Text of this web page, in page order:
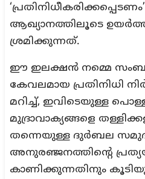
ആഖ്യാനത്തിലൂടെ
ശ്രമിക്കുന്നത്.
ഈ ഇലക്ഷൻ നമ്മെ
കേവലമായ പ്രതിനിധി
മറിച്ച്, ഇവിടെയുള്ള
മുദ്രാവാക്യങ്ങളെ
തന്നെയുള്ള ദുർബല
അനുരഞ്ജനത്തിന്റെ
കാണിക്കുന്നതിനും